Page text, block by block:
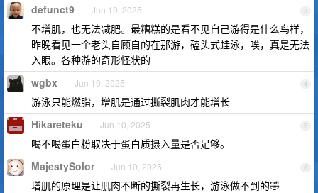
3
defunct9 Jun 10, 2025
不增肌，也无法减肥。最糟糕的是看不见自己游得是什么鸟样，
昨晚看见一个老头自顾自的在那游，磕头式蛙泳，唉，真是无法
入眼。各种游的奇形怪状的
4
wgbx Jun 10, 2025
游泳只能燃脂，增肌是通过撕裂肌肉才能增长
5
Hikareteku Jun 10, 2025
喝不喝蛋白粉取决于蛋白质摄入量是否足够。
6
MajestySolor Jun 10, 2025
增肌的原理是让肌肉不断的撕裂再生长，游泳做不到的🤣